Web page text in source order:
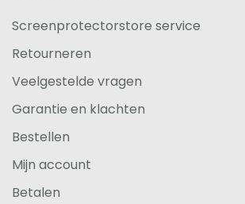
Screenprotectorstore service
Retourneren
Veelgestelde vragen
Garantie en klachten
Bestellen
Mijn account
Betalen